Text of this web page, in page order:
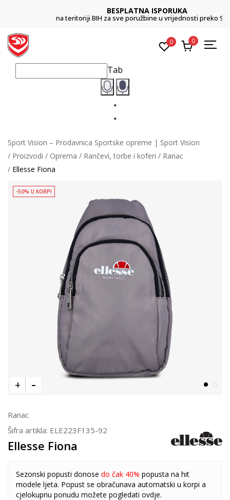
BESPLATNA ISPORUKA
na teritoriji BIH za sve poružbine u vrijednosti preko 99 KM
0 0
Tab
Sport Vision – Prodavnica Sportske opreme | Sport Vision
Proizvodi
Oprema Rančevi, torbe i koferi
Ranac
Ellesse Fiona
-50% U KORPI
Ranac
Šifra artikla: ELE223F135-92
Ellesse Fiona
Sezonski popusti donose do čak 40% popusta na hit
modele ljeta. Popust se obračunava automatski u korpi a
cjelokupnu ponudu možete pogledati ovdje.